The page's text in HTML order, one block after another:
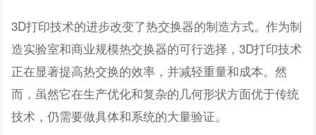
3D打印技术的进步改变了热交换器的制造方式。作为制
造实验室和商业规模热交换器的可行选择，3D打印技术
正在显著提高热交换的效率，并减轻重量和成本。然
而，虽然它在生产优化和复杂的几何形状方面优于传统
技术，仍需要做具体和系统的大量验证。